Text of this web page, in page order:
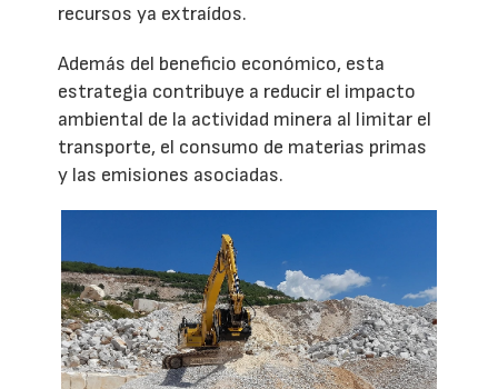
recursos ya extraídos.
Además del beneficio económico, esta
estrategia contribuye a reducir el impacto
ambiental de la actividad minera al limitar el
transporte, el consumo de materias primas
y las emisiones asociadas.